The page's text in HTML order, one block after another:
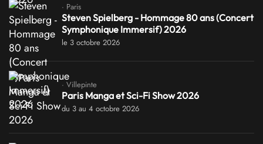
· Paris
Steven Spielberg - Hommage 80 ans (Concert
Symphonique Immersif) 2026
le 3 octobre 2026
· Villepinte
Paris Manga et Sci-Fi Show 2026
du 3 au 4 octobre 2026